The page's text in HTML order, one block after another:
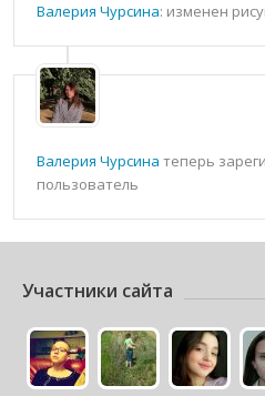
Валерия Чурсина: изменен
Валерия Чурсина теперь
пользователь
Участники сайта